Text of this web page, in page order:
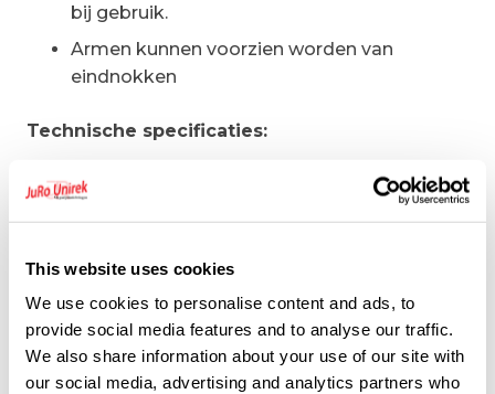
This website uses cookies
We use cookies to personalise content and ads, to
provide social media features and to analyse our traffic.
We also share information about your use of our site with
our social media, advertising and analytics partners who
bij gebruik.
Armen kunnen voorzien worden van
eindnokken
Technische specificaties:
Maximaal gewicht per staanderzijde 3000
kg
staanders
Volledig thermisch verzinkt
Bij buitengebruik gelden andere maximum
gewichten. Laat u hier door onze specialisten